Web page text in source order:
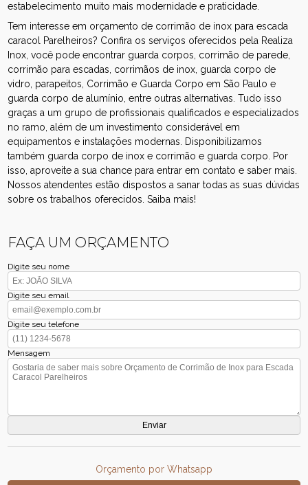
estabelecimento muito mais modernidade e praticidade.
Tem interesse em orçamento de corrimão de inox para escada
caracol Parelheiros? Confira os serviços oferecidos pela Realiza
Inox, você pode encontrar guarda corpos, corrimão de parede,
corrimão para escadas, corrimãos de inox, guarda corpo de
vidro, parapeitos, Corrimão e Guarda Corpo em São Paulo e
guarda corpo de alumínio, entre outras alternativas. Tudo isso
graças a um grupo de profissionais qualificados e especializados
no ramo, além de um investimento considerável em
equipamentos e instalações modernas. Disponibilizamos
também guarda corpo de inox e corrimão e guarda corpo. Por
isso, aproveite a sua chance para entrar em contato e saber mais.
Nossos atendentes estão dispostos a sanar todas as suas dúvidas
sobre os trabalhos oferecidos. Saiba mais!
FAÇA UM ORÇAMENTO
Digite seu nome
Digite seu email
Digite seu telefone
Mensagem
Orçamento por Whatsapp